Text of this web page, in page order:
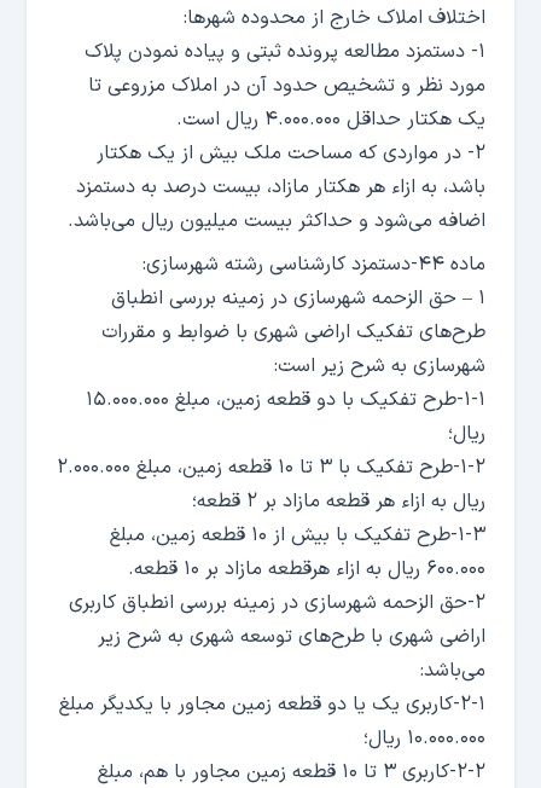
اختلاف املاک خارج از محدوده شهر‌ها:
۱- دستمزد مطالعه پرونده ثبتی و پیاده نمودن پلاک
مورد نظر و تشخیص حدود آن در املاک مزروعی تا
یک هکتار حداقل ۴.۰۰۰.۰۰۰ ریال است.
۲- در مواردی که مساحت ملک بیش از یک هکتار
باشد، به ازاء هر هکتار مازاد، بیست درصد به دستمزد
اضافه می‌شود و حداکثر بیست میلیون ریال می‌باشد.
ماده ۴۴-دستمزد کارشناسی رشته شهرسازی:
۱ – حق الزحمه شهرسازی در زمینه بررسی انطباق
طرح‌های تفکیک اراضی شهری با ضوابط و مقررات
شهرسازی به شرح زیر است:
۱-۱-طرح تفکیک با دو قطعه زمین، مبلغ ۱۵.۰۰۰.۰۰۰
ریال؛
۱-۲-طرح تفکیک با ۳ تا ۱۰ قطعه زمین، مبلغ ۲.۰۰۰.۰۰۰
ریال به ازاء هر قطعه مازاد بر ۲ قطعه؛
۱-۳-طرح تفکیک با بیش از ۱۰ قطعه زمین، مبلغ
۶۰۰.۰۰۰ ریال به ازاء هرقطعه مازاد بر ۱۰ قطعه.
۲-حق الزحمه شهرسازی در زمینه بررسی انطباق کاربری
اراضی شهری با طرح‌های توسعه شهری به شرح زیر
می‌باشد:
۲-۱-کاربری یک یا دو قطعه زمین مجاور با یکدیگر مبلغ
۱۰.۰۰۰.۰۰۰ ریال؛
۲-۲-کاربری ۳ تا ۱۰ قطعه زمین مجاور با هم، مبلغ